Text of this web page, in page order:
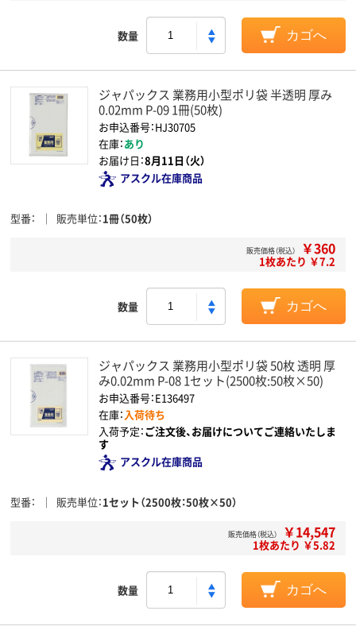
数量 カゴへ
ジャパックス 業務用小型ポリ袋 半透明 厚み
0.02mm P-09 1冊(50枚)
お申込番号：HJ30705
在庫：あり
お届け日：8月11日（火）
アスクル在庫商品
型番 販売単位 1冊（50枚）
販売価格（税込） ￥360
1枚あたり ￥7.2
数量 カゴへ
ジャパックス 業務用小型ポリ袋 50枚 透明 厚
み0.02mm P-08 1セット(2500枚:50枚×50)
お申込番号：E136497
在庫：入荷待ち
入荷予定：ご注文後、お届けについてご連絡いたしま
す
アスクル在庫商品
型番 販売単位 1セット（2500枚：50枚×50）
販売価格（税込） ￥14,547
1枚あたり ￥5.82
数量 カゴへ